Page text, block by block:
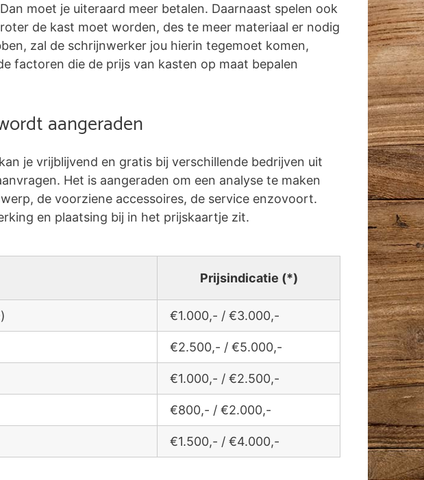
moet je uiteraard meer betalen. Daarnaast spelen ook
de kast moet worden, des te meer materiaal er nodig
zal de schrijnwerker jou hierin tegemoet komen,
factoren die de prijs van kasten op maat bepalen
aangeraden
je vrijblijvend en gratis bij verschillende bedrijven uit
Het is aangeraden om een analyse te maken
de voorziene accessoires, de service enzovoort.
en plaatsing bij in het prijskaartje zit.
Prijsindicatie (*)
€1.000,- / €3.000,-
€2.500,- / €5.000,-
€1.000,- / €2.500,-
€800,- / €2.000,-
€1.500,- / €4.000,-